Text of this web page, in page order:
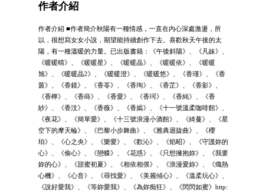
作者介紹
作者介紹 ■作者簡介秋陽有一種情感，一直在內心深處激盪，所
以，很想寫女女小說，期望能持續創作下去。喜歡秋天午後的太
陽，有一種溫暖的力量。已出版書籍：《午後斜陽》、《凡妹》、
《暖暖晴》、《暖暖星》、《暖暖晶》、《暖暖依》、《暖暖
旭》、《暖暖晶2》、《暖暖澄》、《暖暖悠》、《香瑾》、《香
茵》、《香鏡》、《香苓》、《香珣》、《香芷》、《香影》、
《香檸》、《香蒔》、《香愛》、《香珂》、《香純》、《香
紗》、《香汶》、《香薇》、《香嫣》、《十一號溫柔咖啡館》、
《夜花》、《簡單愛》、《十三號浪漫小酒館》、《綺蔓》、《星
空下的摩天輪》、《巴黎小步舞曲》、《雅典迴旋曲》、《櫻
珀》、《心之央》、《樂愛》、《歡沁》、《焰昭》、《守護妳的
心》、《偷心》、《戀蝶》、《花惑》、《只想擁抱妳》、《我要
妳的心》、《甜蜜初夏》、《相依相偎》、《浪漫愛妳》、《熾熱
心機》、《心音》、《尋找愛》、《美麗傾心》、《溫柔玩心》、
《說好愛我》、《等妳愛我》、《為妳痴狂》、《閃閃如蜜》http: